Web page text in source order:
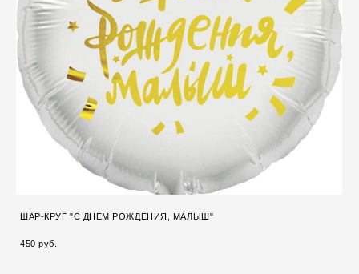
ШАР-КРУГ "С ДНЕМ РОЖДЕНИЯ, МАЛЫШ"
450 pуб.